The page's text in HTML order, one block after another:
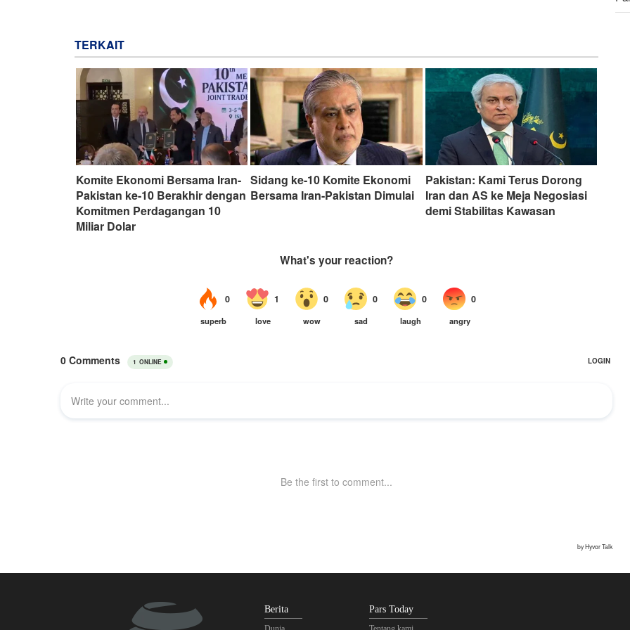
TERKAIT
Komite Ekonomi Bersama Iran-
Pakistan ke-10 Berakhir dengan
Komitmen Perdagangan 10
Miliar Dolar
Sidang ke-10 Komite Ekonomi
Bersama Iran-Pakistan Dimulai
Pakistan: Kami Terus Dorong
Iran dan AS ke Meja Negosiasi
demi Stabilitas Kawasan
Berita Pars Today